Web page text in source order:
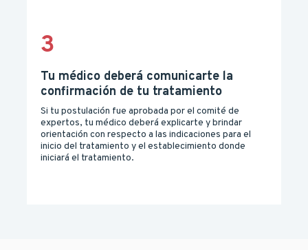
3
Tu médico deberá comunicarte la
confirmación de tu tratamiento
Si tu postulación fue aprobada por el comité de
expertos, tu médico deberá explicarte y brindar
orientación con respecto a las indicaciones para el
inicio del tratamiento y el establecimiento donde
iniciará el tratamiento.